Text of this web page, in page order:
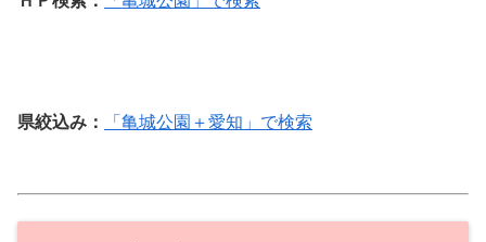
県絞込み： 「亀城公園＋愛知」で検索